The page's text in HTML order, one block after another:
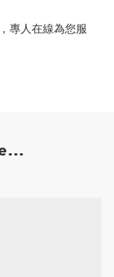
專人在線為您服